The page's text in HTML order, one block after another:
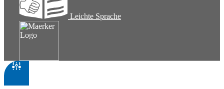
Leichte Sprache